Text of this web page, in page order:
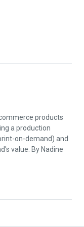
products
a production
on-demand) and
value. By Nadine